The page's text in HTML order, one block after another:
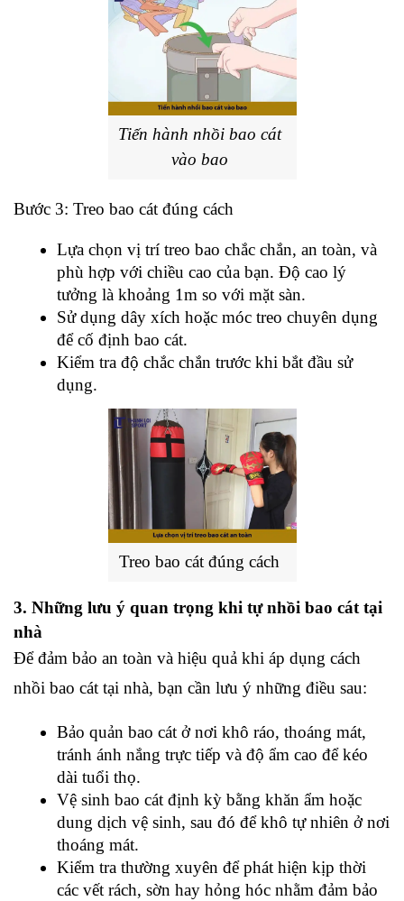
Tiến hành nhồi bao cát
vào bao
Bước 3: Treo bao cát đúng cách
Lựa chọn vị trí treo bao chắc chắn, an toàn, và
phù hợp với chiều cao của bạn. Độ cao lý
tưởng là khoảng 1m so với mặt sàn.
Sử dụng dây xích hoặc móc treo chuyên dụng
để cố định bao cát.
Kiểm tra độ chắc chắn trước khi bắt đầu sử
dụng.
Treo bao cát đúng cách
3. Những lưu ý quan trọng khi tự nhồi bao cát tại
nhà
Để đảm bảo an toàn và hiệu quả khi áp dụng cách
nhồi bao cát tại nhà, bạn cần lưu ý những điều sau:
Bảo quản bao cát ở nơi khô ráo, thoáng mát,
tránh ánh nắng trực tiếp và độ ẩm cao để kéo
dài tuổi thọ.
Vệ sinh bao cát định kỳ bằng khăn ẩm hoặc
dung dịch vệ sinh, sau đó để khô tự nhiên ở nơi
thoáng mát.
Kiểm tra thường xuyên để phát hiện kịp thời
các vết rách, sờn hay hỏng hóc nhằm đảm bảo